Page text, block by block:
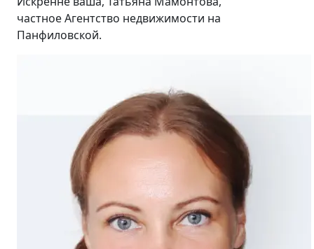
частное Агентство недвижимости на
Панфиловской.